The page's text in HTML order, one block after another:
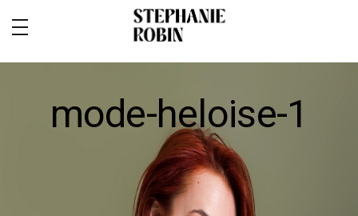
MARIAGE / FAMILLE / GROSSESSE
mode-heloise-1